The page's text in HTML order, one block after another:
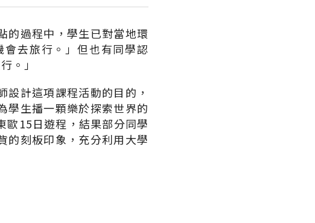
的過程中，學生已對當地環
去旅行。」但也有同學認
。」
計這項課程活動的目的，
學生播一顆樂於探索世界的
歐15日遊程，結果部分同學
的刻板印象，充分利用大學